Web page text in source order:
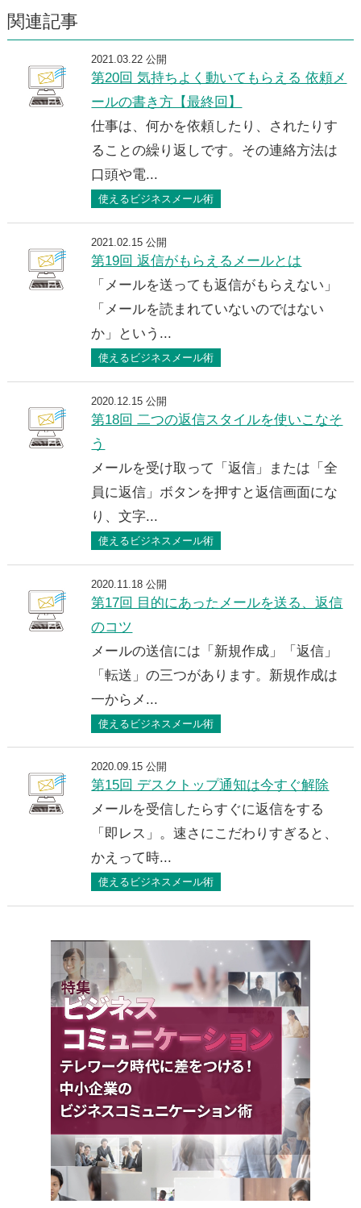
関連記事
2021.03.22 公開
第20回 気持ちよく動いてもらえる 依頼メ
ールの書き方【最終回】
仕事は、何かを依頼したり、されたりす
ることの繰り返しです。その連絡方法は
口頭や電...
使えるビジネスメール術
2021.02.15 公開
第19回 返信がもらえるメールとは
「メールを送っても返信がもらえない」
「メールを読まれていないのではない
か」という...
使えるビジネスメール術
2020.12.15 公開
第18回 二つの返信スタイルを使いこなそ
う
メールを受け取って「返信」または「全
員に返信」ボタンを押すと返信画面にな
り、文字...
使えるビジネスメール術
2020.11.18 公開
第17回 目的にあったメールを送る、返信
のコツ
メールの送信には「新規作成」「返信」
「転送」の三つがあります。新規作成は
一からメ...
使えるビジネスメール術
2020.09.15 公開
第15回 デスクトップ通知は今すぐ解除
メールを受信したらすぐに返信をする
「即レス」。速さにこだわりすぎると、
かえって時...
使えるビジネスメール術